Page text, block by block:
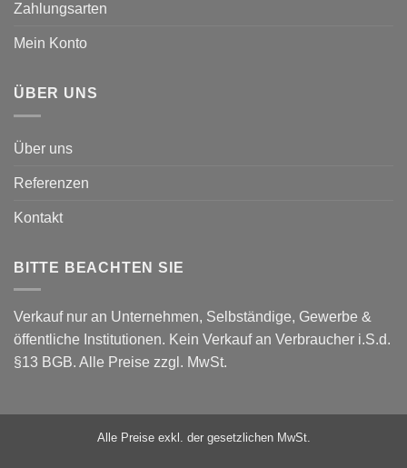
Zahlungsarten
Mein Konto
ÜBER UNS
Über uns
Referenzen
Kontakt
BITTE BEACHTEN SIE
Verkauf nur an Unternehmen, Selbständige, Gewerbe &
öffentliche Institutionen. Kein Verkauf an Verbraucher i.S.d.
§13 BGB. Alle Preise zzgl. MwSt.
Alle Preise exkl. der gesetzlichen MwSt.